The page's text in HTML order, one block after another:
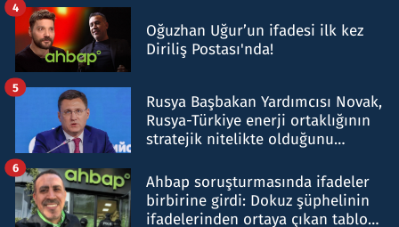
Oğuzhan Uğur’un ifadesi ilk kez
Diriliş Postası'nda!
4
Rusya Başbakan Yardımcısı Novak,
Rusya-Türkiye enerji ortaklığının
stratejik nitelikte olduğunu
5
Ahbap soruşturmasında ifadeler
birbirine girdi: Dokuz şüphelinin
ifadelerinden ortaya çıkan tablo
6